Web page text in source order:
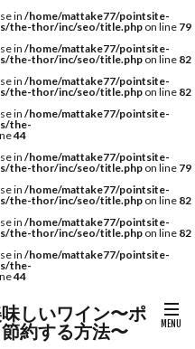
in /home/mattake77/pointsite-
the-thor/inc/seo/title.php on line 79
in /home/mattake77/pointsite-
the-thor/inc/seo/title.php on line 82
in /home/mattake77/pointsite-
the-thor/inc/seo/title.php on line 82
in /home/mattake77/pointsite-
the-
44
in /home/mattake77/pointsite-
the-thor/inc/seo/title.php on line 79
in /home/mattake77/pointsite-
the-thor/inc/seo/title.php on line 82
in /home/mattake77/pointsite-
the-thor/inc/seo/title.php on line 82
in /home/mattake77/pointsite-
the-
44
しいワイン〜ポ
約する方法〜